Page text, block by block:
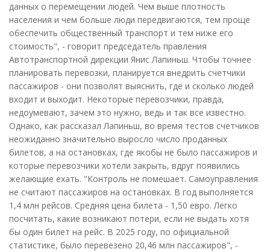
данных о перемещении людей. Чем выше плотность
населения и чем больше люди передвигаются, тем проще
обеспечить общественный транспорт и тем ниже его
стоимость", - говорит председатель правления
Автотранспортной дирекции Янис Лапиньш. Чтобы точнее
планировать перевозки, планируется внедрить счетчики
пассажиров - они позволят выяснить, где и сколько людей
входит и выходит. Некоторые перевозчики, правда,
недоумевают, зачем это нужно, ведь и так все известно.
Однако, как рассказал Лапиньш, во время тестов счетчиков
неожиданно значительно выросло число проданных
билетов, а на остановках, где якобы не было пассажиров и
которые перевозчики хотели закрыть, вдруг появились
желающие ехать. "Контроль не помешает. Самоуправления
не считают пассажиров на остановках. В год выполняется
1,4 млн рейсов. Средняя цена билета - 1,50 евро. Легко
посчитать, какие возникают потери, если не выдать хотя
бы один билет на рейс. В 2025 году, по официальной
статистике, было перевезено 20,46 млн пассажиров", -